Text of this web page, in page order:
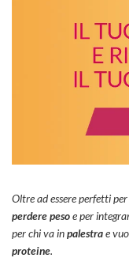
Oltre ad essere perfetti
perdere pesoe per
per chi va inpalestrae
proteine.